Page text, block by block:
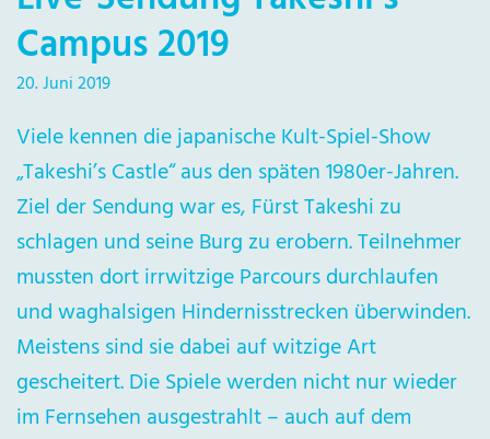
Campus 2019
20. Juni 2019
Viele kennen die japanische Kult-Spiel-Show
„Takeshi’s Castle“ aus den späten 1980er-Jahren.
Ziel der Sendung war es, Fürst Takeshi zu
schlagen und seine Burg zu erobern. Teilnehmer
mussten dort irrwitzige Parcours durchlaufen
und waghalsigen Hindernisstrecken überwinden.
Meistens sind sie dabei auf witzige Art
gescheitert. Die Spiele werden nicht nur wieder
im Fernsehen ausgestrahlt – auch auf dem